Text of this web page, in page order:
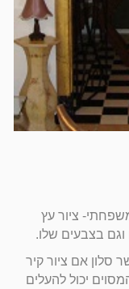
משפחתי- ציור עץ
וגם בצבעים שלו.
סלון אם ציור קיר
יכול להעלים